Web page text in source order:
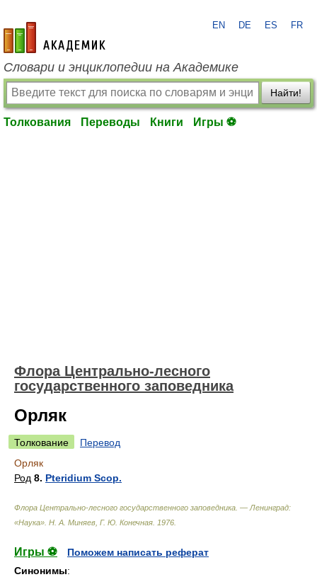
academic.ru
EN DE ES FR
Словари и энциклопедии на Академике
Найти!
Толкования Переводы Книги Игры ⚽
Флора Центрально-лесного
государственного заповедника
Орляк
Толкование
Перевод
Орляк
Род 8. Pteridium Scop.
Флора Центрально-лесного государственного заповедника. — Ленинград:
«Наука» Н. А. Миняев, Г. Ю. Конечная 1976
Игры ⚽
Поможем написать реферат
Синонимы: